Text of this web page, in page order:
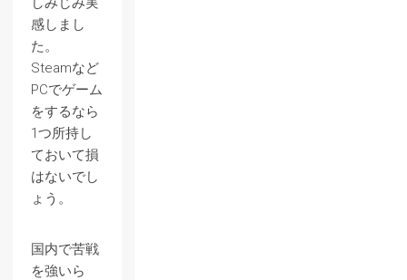
感しまし
た。
Steamなど
PCでゲーム
をするなら
1つ所持し
ておいて損
はないでし
ょう。
国内で苦戦
を強いら